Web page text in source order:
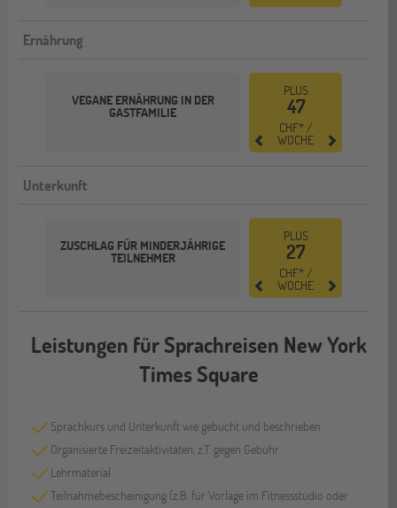
Ernährung
VEGANE ERNÄHRUNG IN DER
GASTFAMILIE
PLUS
47
CHF* /
WOCHE
Unterkunft
ZUSCHLAG FÜR MINDERJÄHRIGE
TEILNEHMER
PLUS
27
CHF* /
WOCHE
Leistungen für Sprachreisen New York
Times Square
Sprachkurs und Unterkunft wie gebucht und beschrieben
Organisierte Freizeitaktivitäten, z.T. gegen Gebühr
Lehrmaterial
Teilnahmebescheinigung (z.B. für Vorlage im Fitnessstudio oder